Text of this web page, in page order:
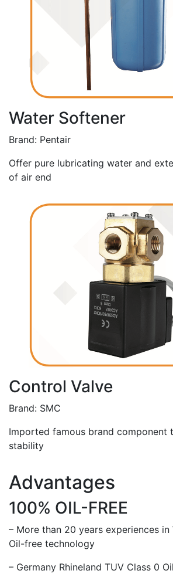
Water Softener
Brand: Pentair
Offer pure lubricating water and
of air end
Control Valve
Brand: SMC
Imported famous brand component
stability
Advantages
100% OIL-FREE
– More than 20 years experiences
Oil-free technology
– Germany Rhineland TUV Class 0